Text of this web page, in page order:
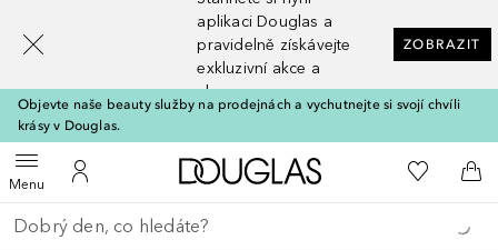
aplikaci Douglas a
pravidelně získávejte
exkluzivní akce a
slevy
ZOBRAZIT
Objevte naše beauty služby na prodejnách a vychutnejte si svojí chvíli
krásy v Douglas.
MenuOtevřít menuK mému účtu
Domů K mému
Do
Vraťte se
Proveďte vyhledávání
[navigation.slideout.screenreader]